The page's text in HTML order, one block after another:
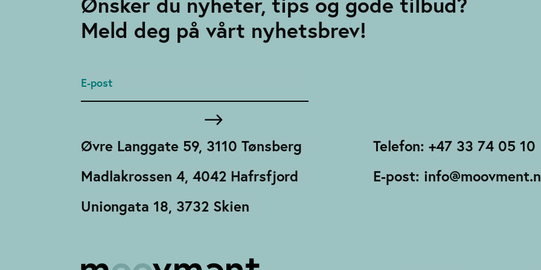
Meld deg på vårt nyhetsbrev!
Øvre Langgate 59, 3110 Tønsberg
Madlakrossen 4, 4042 Hafrsfjord
Uniongata 18, 3732 Skien
Telefon: +47 33 74 05 10
E-post: